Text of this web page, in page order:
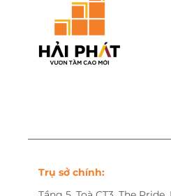
Trụ sở chính: